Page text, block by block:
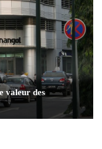
valeur des